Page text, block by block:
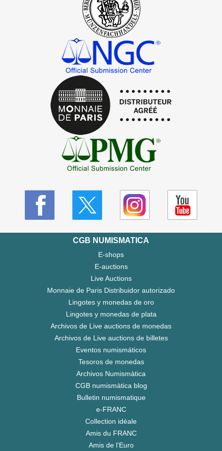
CGB NUMISMATICA
E-shops
E-auctions
Live Auctions
Monnaie de Paris Distribuidor autorizado
Lingotes y monedas de oro
Lingotes y monedas de plata
Archivos de Live auctions de monedas
Archivos de Live auctions de billetes
Eventos numismáticos
Tesoros de monedas
Archivos Numismàtica
CGB numismàtica blog
Bulletin numismatique
e-FRANC
Collection idéale
Amis du FRANC
Amis de l'Euro